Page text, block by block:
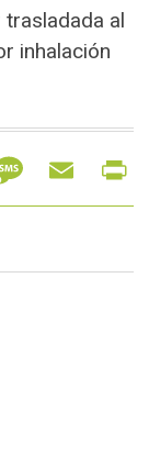
trasladada al
inhalación
MessageEmail